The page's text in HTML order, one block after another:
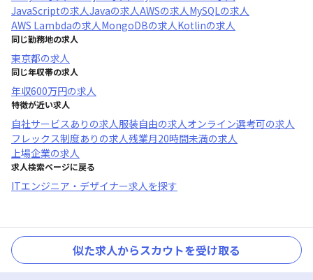
JavaScriptの求人Javaの求人AWSの求人MySQLの求人
AWS Lambdaの求人MongoDBの求人Kotlinの求人
同じ勤務地の求人
東京都の求人
同じ年収帯の求人
年収600万円の求人
特徴が近い求人
自社サービスあり の求人服装自由の求人オンライン選考可の求人
フレックス制度あり の求人残業月20時間未満の求人
上場企業の求人
求人検索ページに戻る
ITエンジニア・デザイナー求人を探す
似た求人からスカウトを受け取る